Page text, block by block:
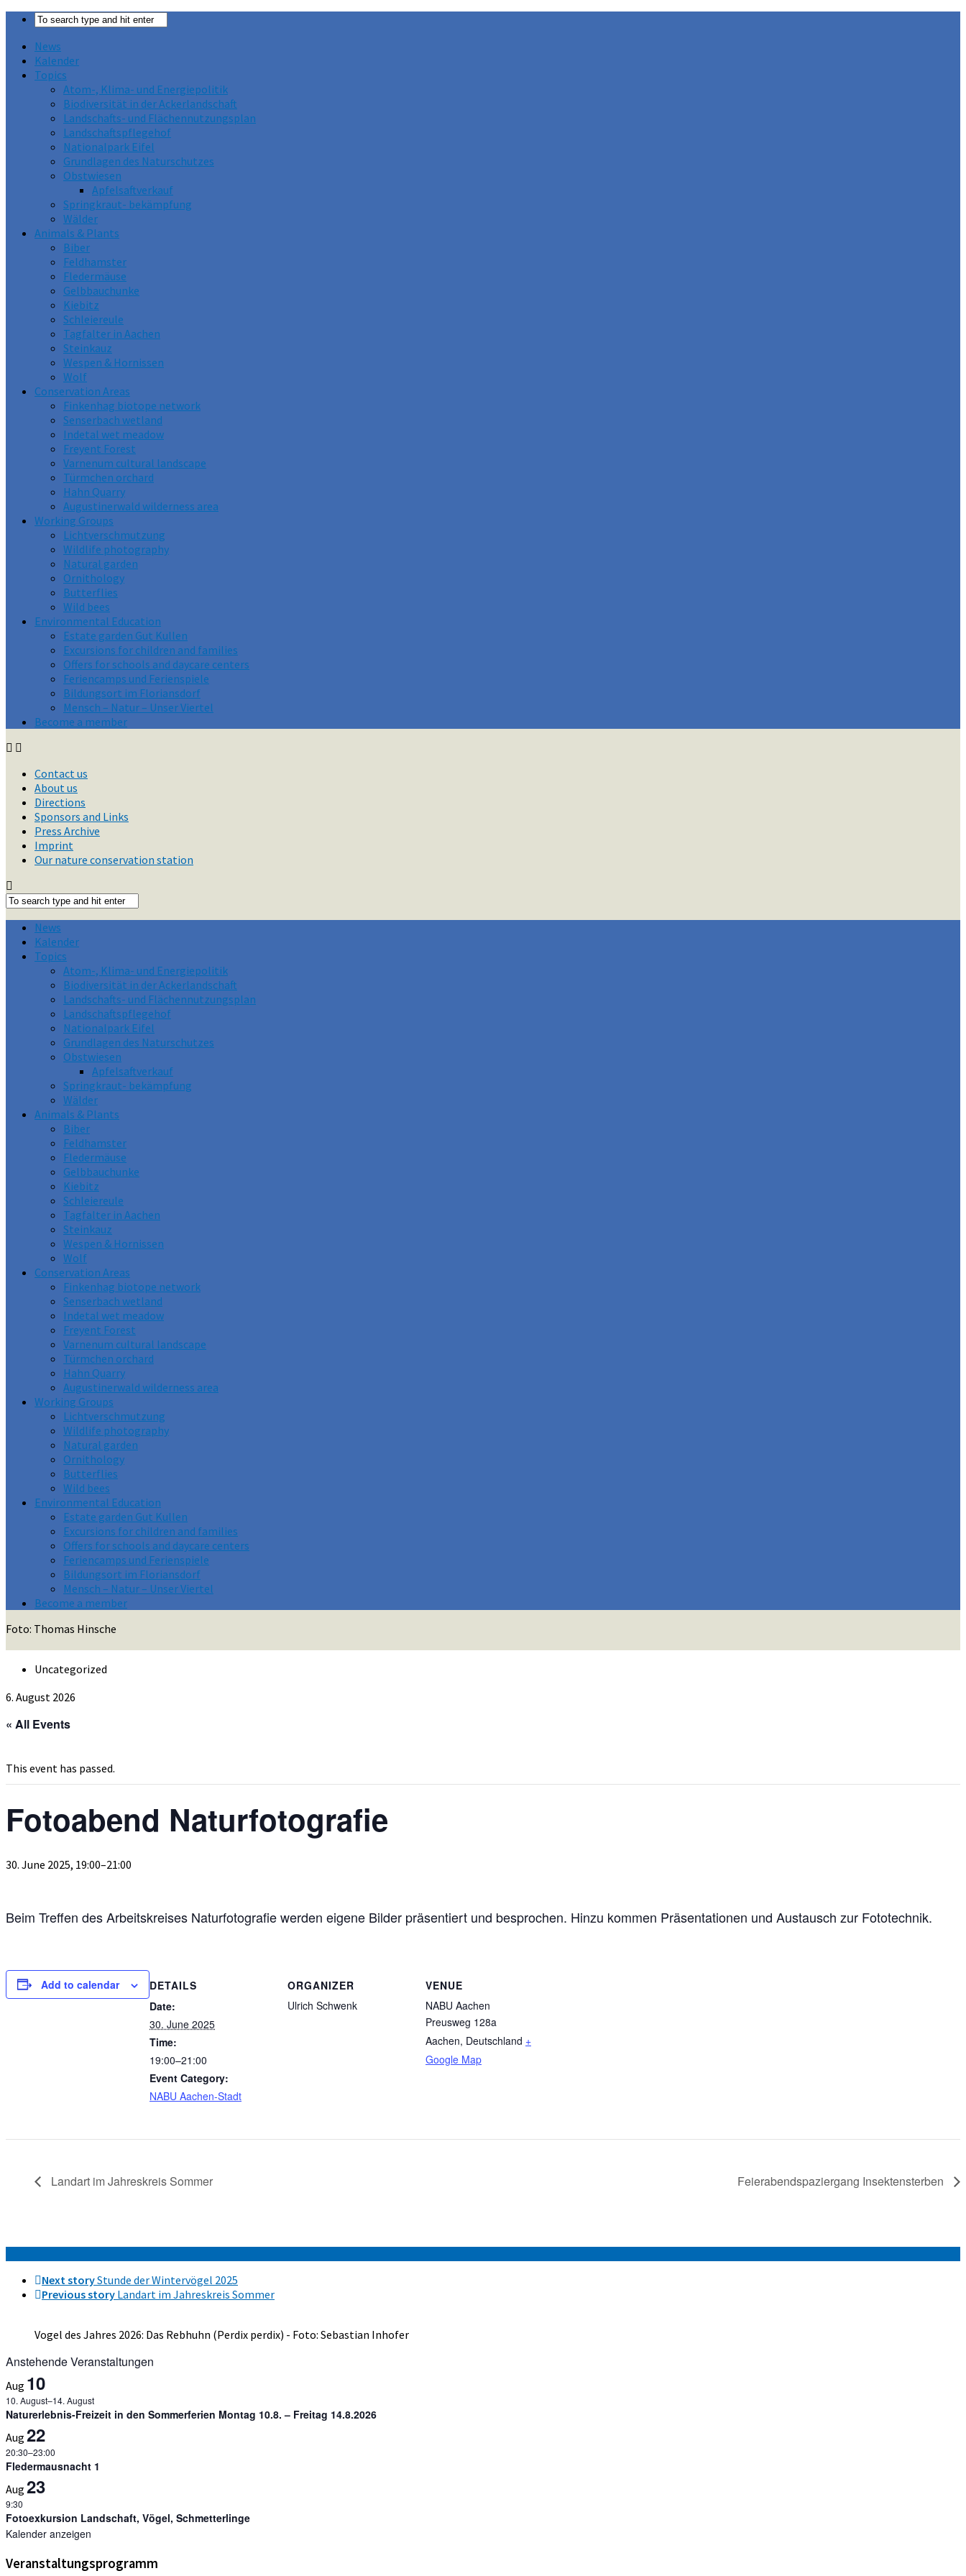
News
Kalender
Topics
Atom-, Klima- und Energiepolitik
Biodiversität in der Ackerlandschaft
Landschafts- und Flächennutzungsplan
Landschaftspflegehof
Nationalpark Eifel
Grundlagen des Naturschutzes
Obstwiesen
Apfelsaftverkauf
Springkraut- bekämpfung
Wälder
Animals & Plants
Biber
Feldhamster
Fledermäuse
Gelbbauchunke
Kiebitz
Schleiereule
Tagfalter in Aachen
Steinkauz
Wespen & Hornissen
Wolf
Conservation Areas
Finkenhag biotope network
Senserbach wetland
Indetal wet meadow
Freyent Forest
Varnenum cultural landscape
Türmchen orchard
Hahn Quarry
Augustinerwald wilderness area
Working Groups
Lichtverschmutzung
Wildlife photography
Natural garden
Ornithology
Butterflies
Wild bees
Environmental Education
Estate garden Gut Kullen
Excursions for children and families
Offers for schools and daycare centers
Feriencamps und Ferienspiele
Bildungsort im Floriansdorf
Mensch – Natur – Unser Viertel
Become a member
Contact us
About us
Directions
Sponsors and Links
Press Archive
Imprint
Our nature conservation station
News
Kalender
Topics
Atom-, Klima- und Energiepolitik
Biodiversität in der Ackerlandschaft
Landschafts- und Flächennutzungsplan
Landschaftspflegehof
Nationalpark Eifel
Grundlagen des Naturschutzes
Obstwiesen
Apfelsaftverkauf
Springkraut- bekämpfung
Wälder
Animals & Plants
Biber
Feldhamster
Fledermäuse
Gelbbauchunke
Kiebitz
Schleiereule
Tagfalter in Aachen
Steinkauz
Wespen & Hornissen
Wolf
Conservation Areas
Finkenhag biotope network
Senserbach wetland
Indetal wet meadow
Freyent Forest
Varnenum cultural landscape
Türmchen orchard
Hahn Quarry
Augustinerwald wilderness area
Working Groups
Lichtverschmutzung
Wildlife photography
Natural garden
Ornithology
Butterflies
Wild bees
Environmental Education
Estate garden Gut Kullen
Excursions for children and families
Offers for schools and daycare centers
Feriencamps und Ferienspiele
Bildungsort im Floriansdorf
Mensch – Natur – Unser Viertel
Become a member
Foto: Thomas Hinsche
Uncategorized
6. August 2026
« All Events
This event has passed.
Fotoabend Naturfotografie
30. June 2025, 19:00–21:00
Beim Treffen des Arbeitskreises Naturfotografie werden eigene Bilder präsentiert und besprochen. Hinzu kommen Präsentationen und Austausch zur Fototechnik.
Add to calendar
DETAILS
Date:
30. June 2025
Time:
19:00–21:00
Event Category:
NABU Aachen-Stadt
ORGANIZER
Ulrich Schwenk
VENUE
NABU Aachen
Preusweg 128a
Aachen, Deutschland +
Google Map
Landart im Jahreskreis Sommer Feierabendspaziergang Insektensterben
Next storyStunde der Wintervögel 2025
Previous story Landart im Jahreskreis Sommer
Vogel des Jahres 2026: Das Rebhuhn (Perdix perdix) - Foto: Sebastian Inhofer
Anstehende Veranstaltungen
Aug 10
10. August–14. August
Naturerlebnis-Freizeit in den Sommerferien Montag 10.8. – Freitag 14.8.2026
Aug 22
20:30–23:00
Fledermausnacht 1
Aug 23
9:30
Fotoexkursion Landschaft, Vögel, Schmetterlinge
Kalender anzeigen
Veranstaltungsprogramm